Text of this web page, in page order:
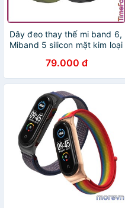
Dây đeo thay thế mi band 6,
Miband 5 silicon mặt kim loại
đeo mi band 5, miband 6 GT
MIJOBS
79.000 đ